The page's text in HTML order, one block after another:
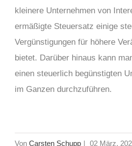
kleinere Unternehmen von
ermäßigte Steuersatz einige
Vergünstigungen für höhere
bietet. Darüber hinaus kann
einen steuerlich begünstigten
im Ganzen durchzuführen.
Von Carsten Schupp | 02 März,